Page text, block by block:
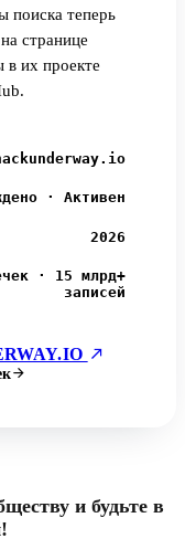
поиска теперь
странице
в их проекте
· Активен
2026
· 15 млрд+
записей
и будьте в